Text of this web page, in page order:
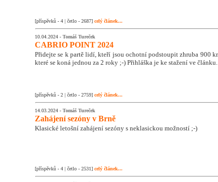
[příspěvků - 4 | četlo - 2687] celý článek...
10.04.2024 - Tomáš Tureček
CABRIO POINT 2024
Přidejte se k partě lidí, kteří jsou ochotní podstoupit zhruba 900
které se koná jednou za 2 roky ;-) Přihláška je ke stažení ve článku.
[příspěvků - 2 | četlo - 2759] celý článek...
14.03.2024 - Tomáš Tureček
Zahájení sezóny v Brně
Klasické letošní zahájení sezóny s neklasickou možností ;-)
[příspěvků - 4 | četlo - 2531] celý článek...